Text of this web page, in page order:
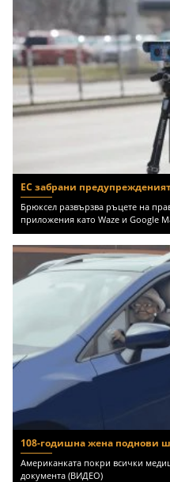
ЕС забрани
Брюксел развързва ръцете на
приложения като Waze и Google
108-годишна жена поднови
Американката покри всички
документа (ВИДЕО)